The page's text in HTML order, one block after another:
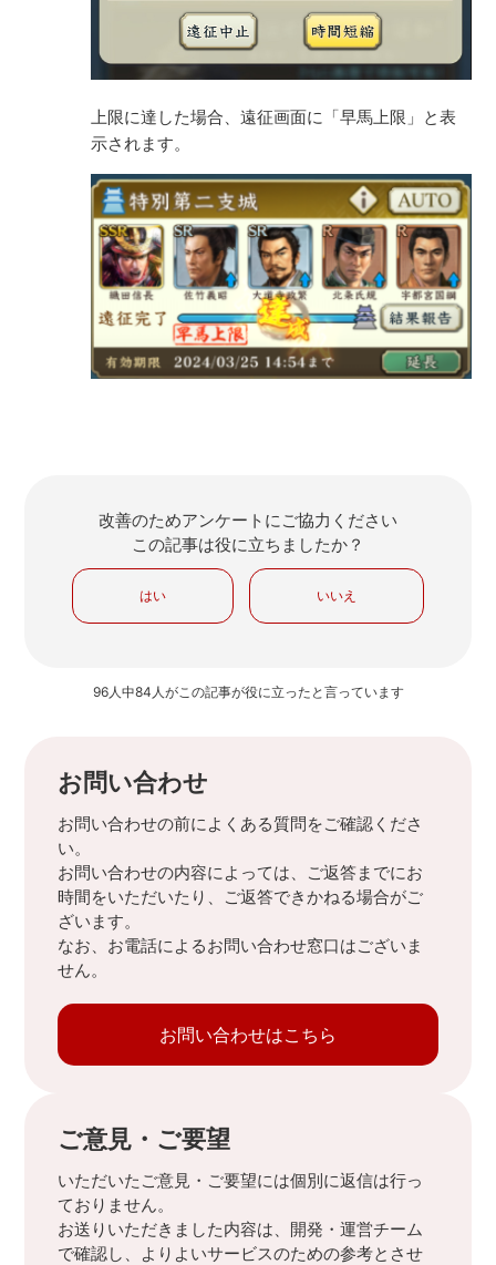
上限に達した場合、遠征画面に「早馬上限」と表
示されます。
改善のためアンケートにご協力ください
この記事は役に立ちましたか？
はい いいえ
96人中84人がこの記事が役に立ったと言っています
お問い合わせ
お問い合わせの前によくある質問をご確認くださ
い。
お問い合わせの内容によっては、ご返答までにお
時間をいただいたり、ご返答できかねる場合がご
ざいます。
なお、お電話によるお問い合わせ窓口はございま
せん。
お問い合わせはこちら
ご意見・ご要望
いただいたご意見・ご要望には個別に返信は行っ
ておりません。
お送りいただきました内容は、開発・運営チーム
で確認し、よりよいサービスのための参考とさせ